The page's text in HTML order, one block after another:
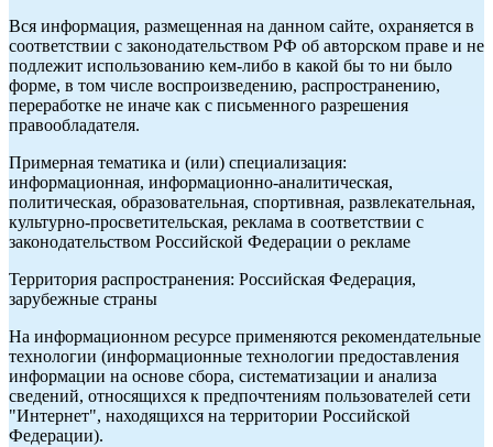
Вся информация, размещенная на данном сайте, охраняется в
соответствии с законодательством РФ об авторском праве и не
подлежит использованию кем-либо в какой бы то ни было
форме, в том числе воспроизведению, распространению,
переработке не иначе как с письменного разрешения
правообладателя.
Примерная тематика и (или) специализация:
информационная, информационно-аналитическая,
политическая, образовательная, спортивная, развлекательная,
культурно-просветительская, реклама в соответствии с
законодательством Российской Федерации о рекламе
Территория распространения: Российская Федерация,
зарубежные страны
На информационном ресурсе применяются рекомендательные
технологии (информационные технологии предоставления
информации на основе сбора, систематизации и анализа
сведений, относящихся к предпочтениям пользователей сети
"Интернет", находящихся на территории Российской
Федерации).